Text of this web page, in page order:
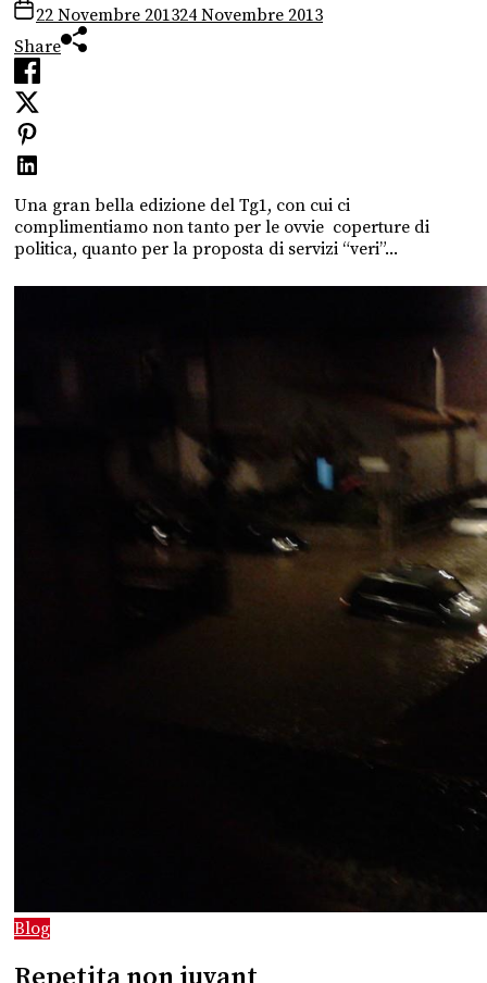
22 Novembre 201324 Novembre 2013
Share
Una gran bella edizione del Tg1, con cui ci
complimentiamo non tanto per le ovvie coperture di
politica, quanto per la proposta di servizi “veri”...
Blog